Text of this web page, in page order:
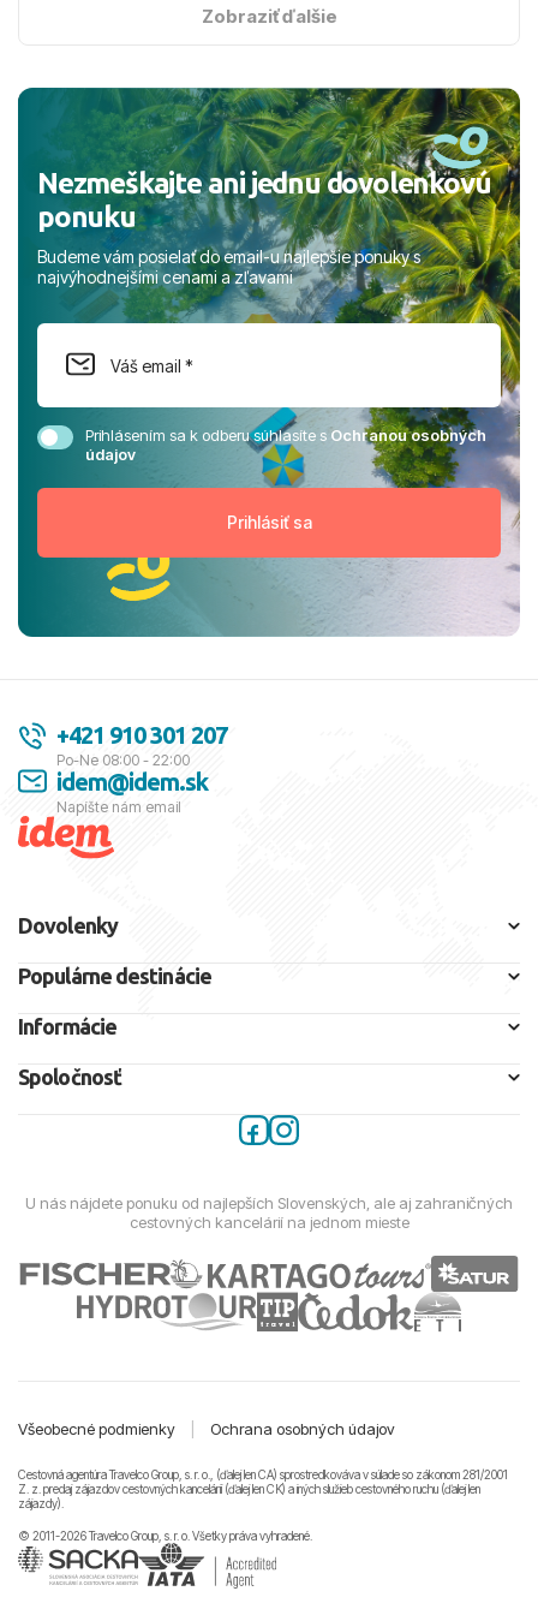
s hviezdičkou. ​Už teraz sa tešíme, kam s nami vyrazíte
Zobraziť ďalšie
Nezmeškajte ani jednu dovolenkovú
ponuku
Budeme vám posielať do email-u najlepšie ponuky s
najvýhodnejšími cenami a zľavami
Prihlásením sa k odberu súhlasíte sOchranou osobných
údajov
+421 910 301 207
Po-Ne 08:00 - 22:00
idem@idem.sk
Napíšte nám email
Dovolenky
Populárne destinácie
Informácie
Spoločnosť
U nás nájdete ponuku od najlepších Slovenských, ale aj zahraničných
cestovných kancelárií na jednom mieste
Všeobecné podmienky Ochrana osobných údajov
Cestovná agentúra Travelco Group, s. r. o., (ďalej len CA) sprostredkováva v súlade so zákonom 281/2001
Z. z. predaj zájazdov cestovných kancelárii (ďalej len CK) a iných služieb cestovného ruchu (ďalej len
zájazdy).
© 2011-2026 Travelco Group, s. r. o. Všetky práva vyhradené.